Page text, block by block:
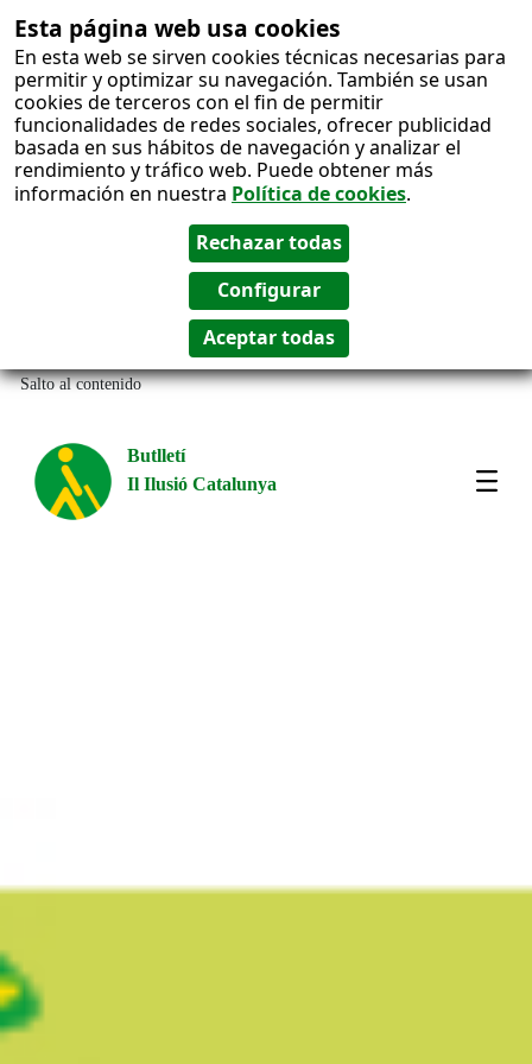
Esta página web usa cookies
En esta web se sirven cookies técnicas necesarias para
permitir y optimizar su navegación. También se usan
cookies de terceros con el fin de permitir
funcionalidades de redes sociales, ofrecer publicidad
basada en sus hábitos de navegación y analizar el
rendimiento y tráfico web. Puede obtener más
información en nuestra Política de cookies.
Salto al contenido
Butlletí
Il Ilusió Catalunya